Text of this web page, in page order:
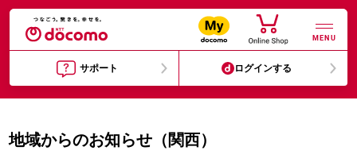
MENU
サポート ログインする
地域からのお知らせ（関西）